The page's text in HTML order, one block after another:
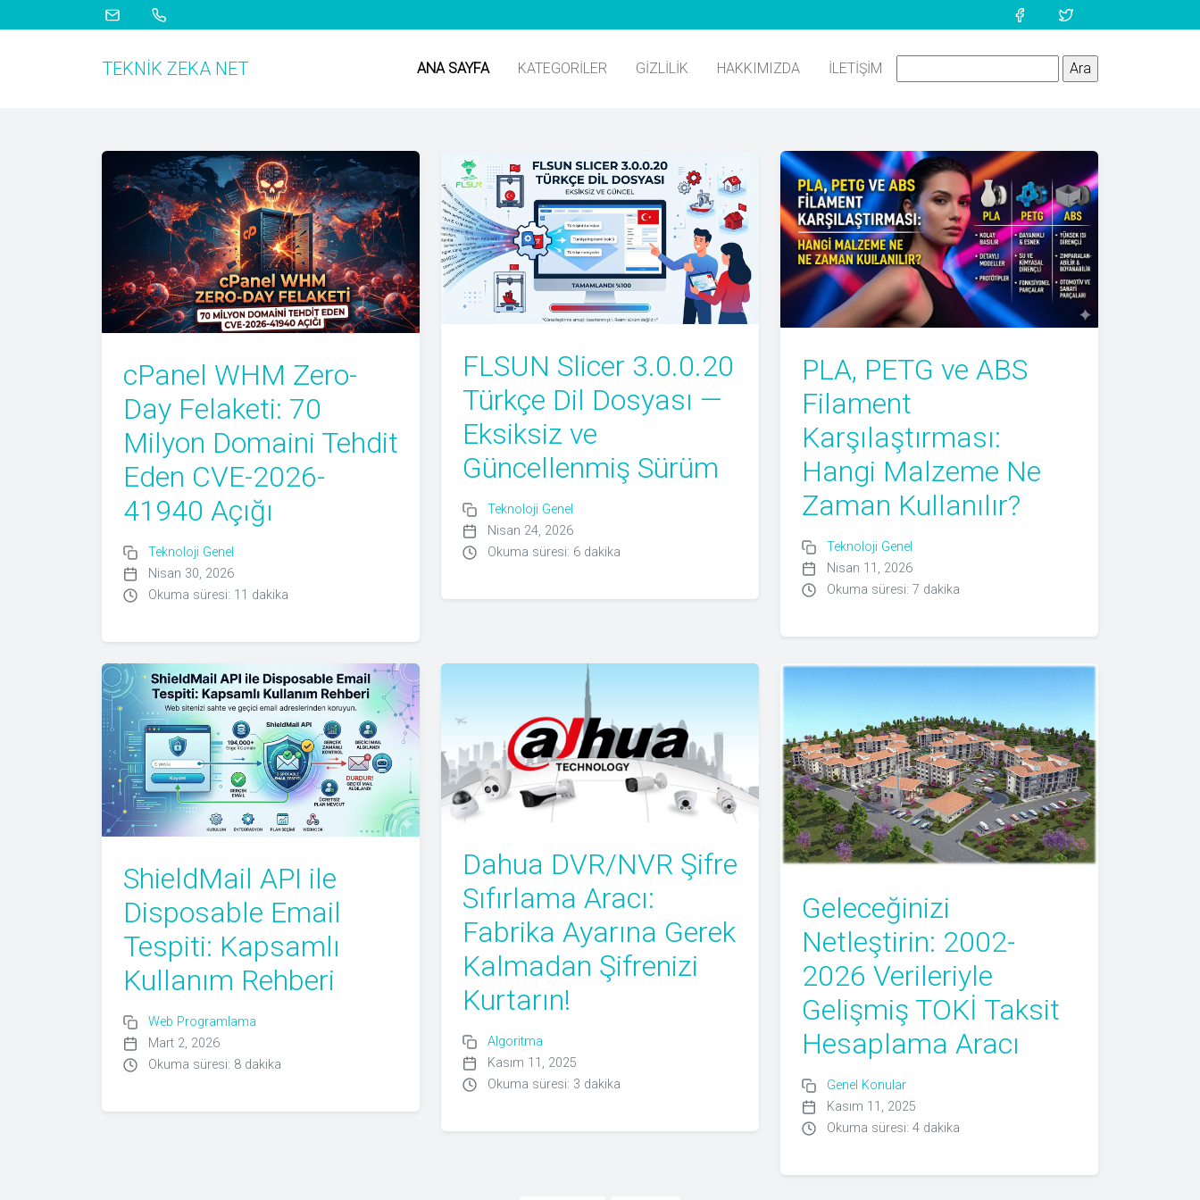
TEKNIK ZEKA NET ANA SAYFA KATEGORILER GIZLILIK HAKKIMIZDA İLETIŞIM
cPanel WHM Zero-
Day Felaketi: 70
Milyon Domaini Tehdit
Eden CVE-2026-
41940 Açığı
Teknoloji Genel
Nisan 30, 2026
Okuma süresi: 11 dakika
FLSUN Slicer 3.0.0.20
Türkçe Dil Dosyası —
Eksiksiz ve
Güncellenmiş Sürüm
Teknoloji Genel
Nisan 24, 2026
Okuma süresi: 6 dakika
PLA, PETG ve ABS
Filament
Karşılaştırması:
Hangi Malzeme Ne
Zaman Kullanılır?
Teknoloji Genel
Nisan 11, 2026
Okuma süresi: 7 dakika
ShieldMail API ile
Disposable Email
Tespiti: Kapsamlı
Kullanım Rehberi
Web Programlama
Mart 2, 2026
Okuma süresi: 8 dakika
Dahua DVR/NVR Şifre
Sıfırlama Aracı:
Fabrika Ayarına Gerek
Kalmadan Şifrenizi
Kurtarın!
Algoritma
Kasım 11, 2025
Okuma süresi: 3 dakika
Geleceğinizi
Netleştirin: 2002-
2026 Verileriyle
Gelişmiş TOKİ Taksit
Hesaplama Aracı
Genel Konular
Kasım 11, 2025
Okuma süresi: 4 dakika